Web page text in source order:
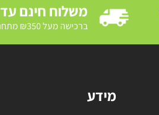
משלוח חינם עד 7 ימי עסקים
ברכישה מעל ₪350 מתחת ב-₪30 הובלת מדרכה ב₪250
מידע